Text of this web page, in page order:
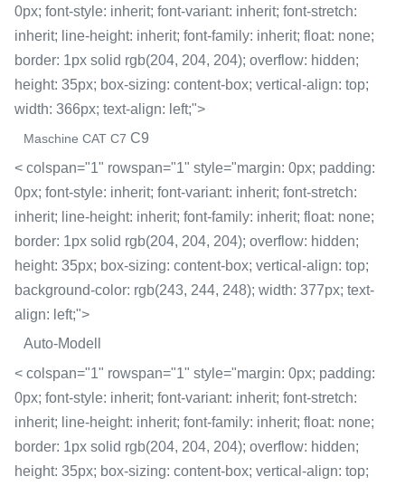
0px; font-style: inherit; font-variant: inherit; font-stretch:
inherit; line-height: inherit; font-family: inherit; float: none;
border: 1px solid rgb(204, 204, 204); overflow: hidden;
height: 35px; box-sizing: content-box; vertical-align: top;
width: 366px; text-align: left;">
Maschine CAT C7 C9
< colspan="1" rowspan="1" style="margin: 0px; padding:
0px; font-style: inherit; font-variant: inherit; font-stretch:
inherit; line-height: inherit; font-family: inherit; float: none;
border: 1px solid rgb(204, 204, 204); overflow: hidden;
height: 35px; box-sizing: content-box; vertical-align: top;
background-color: rgb(243, 244, 248); width: 377px; text-
align: left;">
Auto-Modell
< colspan="1" rowspan="1" style="margin: 0px; padding:
0px; font-style: inherit; font-variant: inherit; font-stretch:
inherit; line-height: inherit; font-family: inherit; float: none;
border: 1px solid rgb(204, 204, 204); overflow: hidden;
height: 35px; box-sizing: content-box; vertical-align: top;